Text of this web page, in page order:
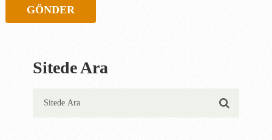
Sitede Ara